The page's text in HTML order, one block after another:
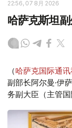
22:56, 07 8月 2026
哈萨克斯坦
（哈萨克国际通
副部长阿尔曼·伊
务副大臣（主管国